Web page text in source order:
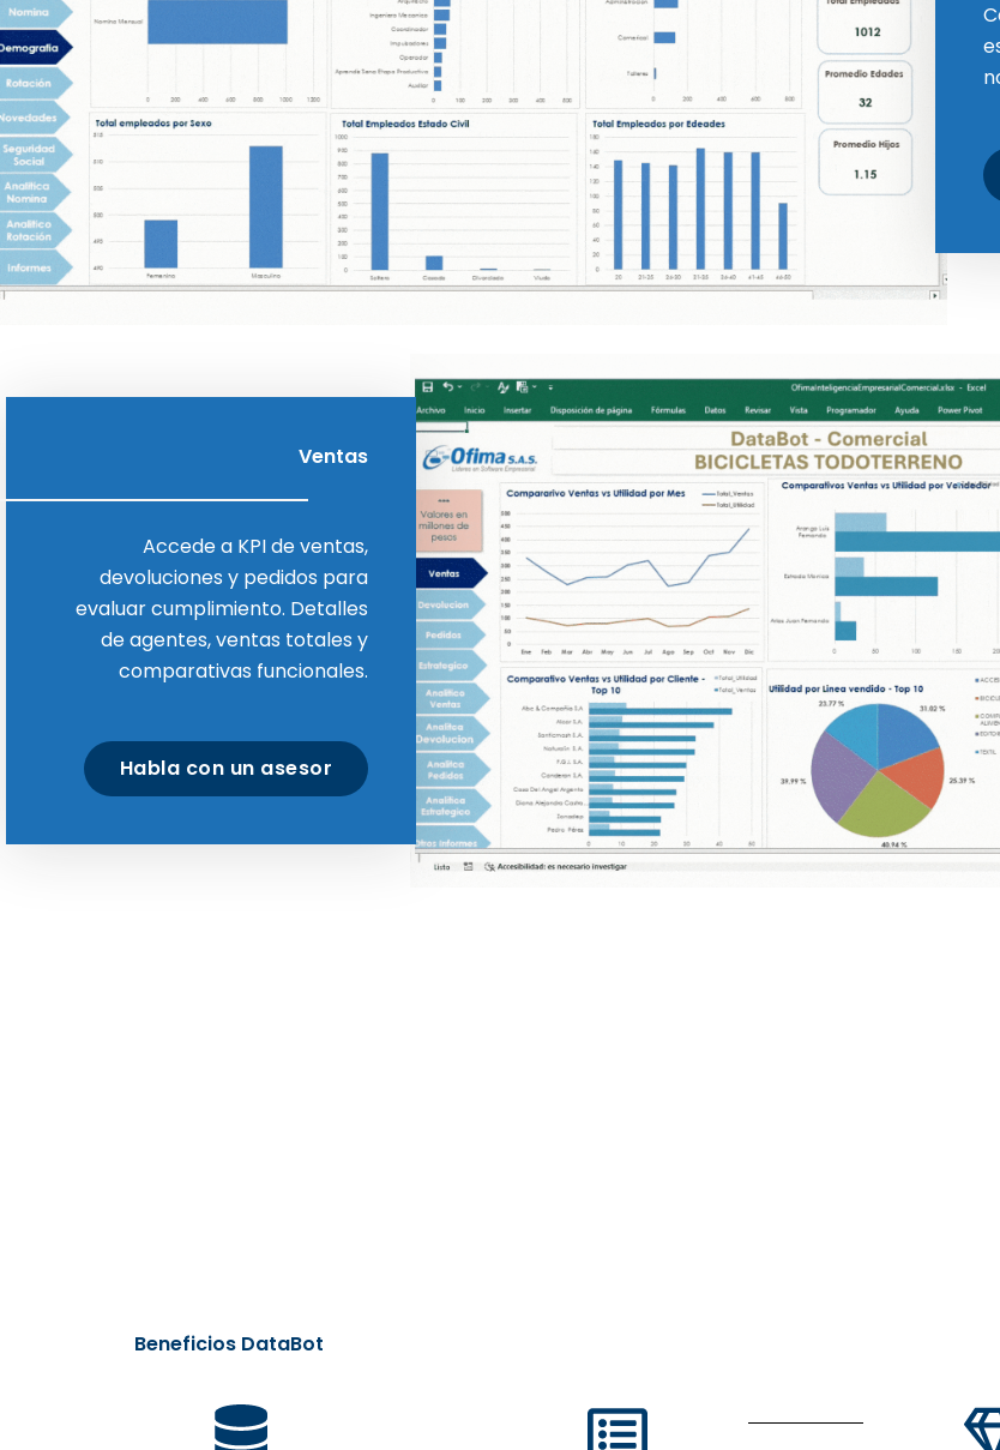
Ventas
Accede a KPI de ventas,
devoluciones y pedidos para
evaluar cumplimiento. Detalles
de agentes, ventas totales y
comparativas funcionales.
Habla con un asesor
Beneficios DataBot